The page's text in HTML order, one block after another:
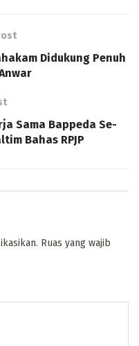
Didukung Penuh
Sama Bappeda Se-
Bahas RPJP
Ruas yang wajib